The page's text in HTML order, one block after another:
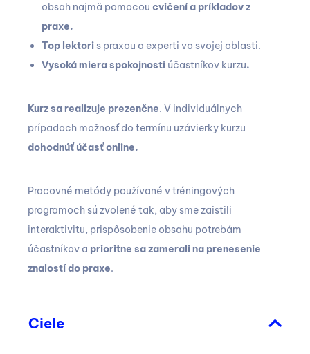
obsah najmä pomocou cvičení a príkladov z
praxe.
Top lektori s praxou a experti vo svojej oblasti.
Vysoká miera spokojnosti účastníkov kurzu.
Kurz sa realizuje prezenčne. V individuálnych
prípadoch možnosť do termínu uzávierky kurzu
dohodnúť účasť online.
Pracovné metódy používané v tréningových
programoch sú zvolené tak, aby sme zaistili
interaktivitu, prispôsobenie obsahu potrebám
účastníkov a prioritne sa zamerali na prenesenie
znalostí do praxe.
Ciele